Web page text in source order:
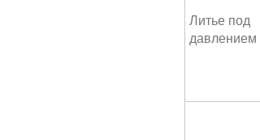
Литье под
давлением